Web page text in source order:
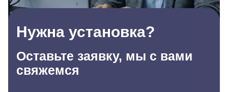
Нужна установка?
Оставьте заявку, мы с вами
свяжемся